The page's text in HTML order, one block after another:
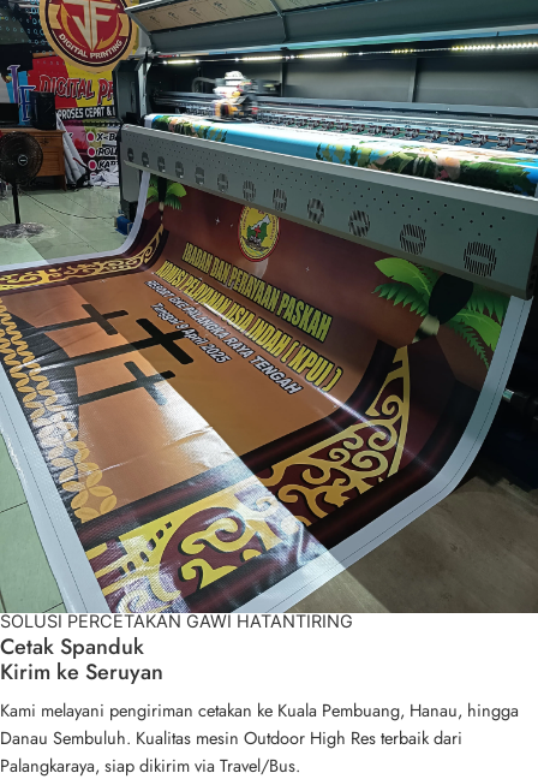
SOLUSI PERCETAKAN GAWI HATANTIRING
Cetak Spanduk
Kirim ke Seruyan
Kami melayani pengiriman cetakan ke Kuala Pembuang, Hanau, hingga
Danau Sembuluh. Kualitas mesin Outdoor High Res terbaik dari
Palangkaraya, siap dikirim via Travel/Bus.